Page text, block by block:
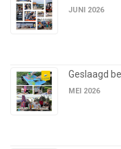
JUNI 2026
Geslaagd
MEI 2026